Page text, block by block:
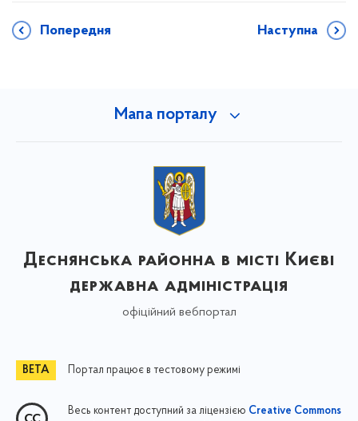
Попередня Наступна
Мапа порталу
Деснянська районна в місті Києві
державна адміністрація
офіційний вебпортал
Портал працює в тестовому режимі
Весь контент доступний за ліцензією Creative Commons